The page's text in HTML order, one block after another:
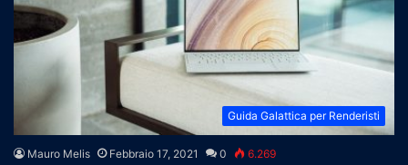
Guida Galattica per Renderisti
Mauro Melis Febbraio 17, 2021 0 6.269